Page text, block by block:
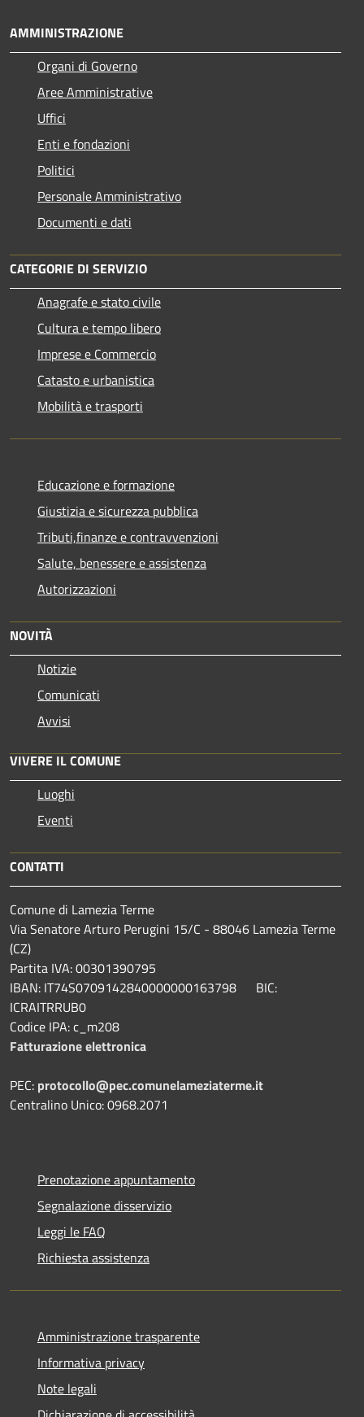
AMMINISTRAZIONE
Organi di Governo
Aree Amministrative
Uffici
Enti e fondazioni
Politici
Personale Amministrativo
Documenti e dati
CATEGORIE DI SERVIZIO
Anagrafe e stato civile
Cultura e tempo libero
Imprese e Commercio
Catasto e urbanistica
Mobilità e trasporti
Educazione e formazione
Giustizia e sicurezza pubblica
Tributi,finanze e contravvenzioni
Salute, benessere e assistenza
Autorizzazioni
NOVITÀ
Notizie
Comunicati
Avvisi
VIVERE IL COMUNE
Luoghi
Eventi
CONTATTI
Comune di Lamezia Terme
Via Senatore Arturo Perugini 15/C - 88046 Lamezia Terme
(CZ)
Partita IVA: 00301390795
IBAN: IT74S0709142840000000163798 BIC:
ICRAITRRUB0
Codice IPA: c_m208
Fatturazione elettronica
PEC: protocollo@pec.comunelameziaterme.it
Centralino Unico: 0968.2071
Prenotazione appuntamento
Segnalazione disservizio
Leggi le FAQ
Richiesta assistenza
Amministrazione trasparente
Informativa privacy
Note legali